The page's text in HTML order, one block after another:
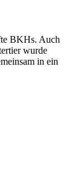
BKHs. Auch
wurde
in ein